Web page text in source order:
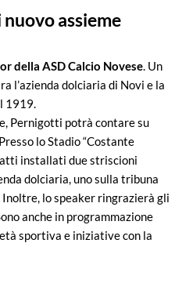
assieme
della ASD Calcio Novese. Un
l’azienda dolciaria di Novi e la
1919.
Pernigotti potrà contare su
lo Stadio “Costante
installati due striscioni
dolciaria, uno sulla tribuna
lo speaker ringrazierà gli
anche in programmazione
sportiva e iniziative con la